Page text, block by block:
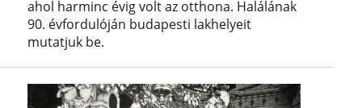
ahol harminc évig volt az otthona. Halálának
90. évfordulóján budapesti lakhelyeit
mutatjuk be.